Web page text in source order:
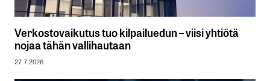
Verkostovaikutus tuo kilpailuedun – viisi yhtiötä
nojaa tähän vallihautaan
27.7.2026